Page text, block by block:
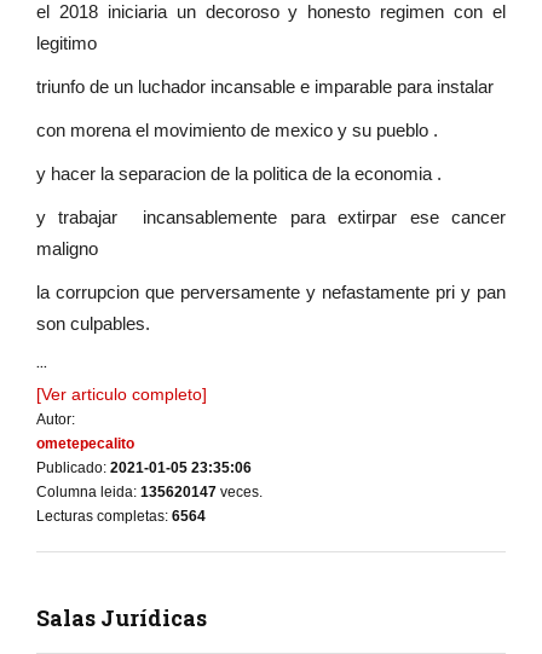
el 2018 iniciaria un decoroso y honesto regimen con el
legitimo
triunfo de un luchador incansable e imparable para instalar
con morena el movimiento de mexico y su pueblo .
y hacer la separacion de la politica de la economia .
y trabajar incansablemente para extirpar ese cancer
maligno
la corrupcion que perversamente y nefastamente pri y pan
son culpables.
...
[Ver articulo completo]
Autor:
ometepecalito
Publicado: 2021-01-05 23:35:06
Columna leida: 135620147 veces.
Lecturas completas: 6564
Salas Jurídicas